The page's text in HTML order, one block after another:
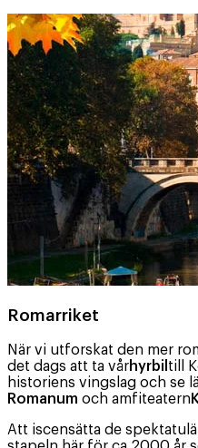
Romarriket
När vi utforskat den mer
det dags att ta vårhyrbil till
historiens vingslag och se
Romanum och amfiteatern
Att iscensätta de